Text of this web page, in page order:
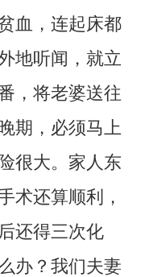
血，连起床都
地听闻，就立
，将老婆送往
期，必须马上
很大。家人东
术还算顺利，
还得三次化
办？我们夫妻